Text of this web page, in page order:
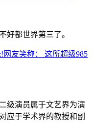
好都世界第三了。
友笑称： 这所超级985
级演员属于文艺界为演
应于学术界的教授和副